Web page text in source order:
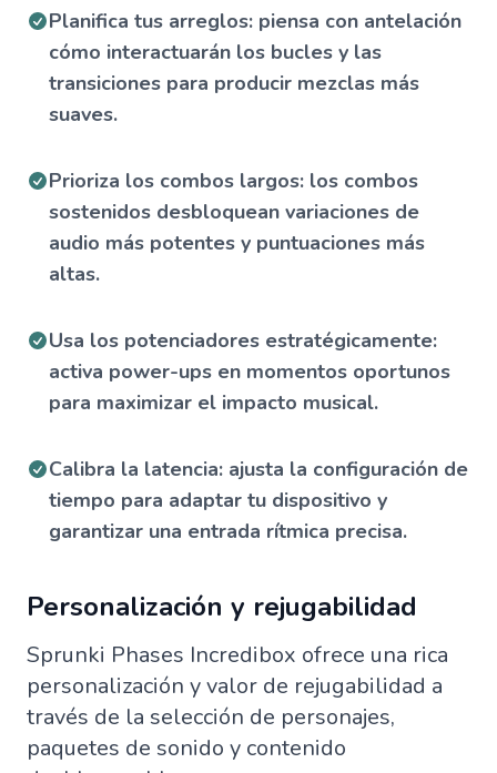
Planifica tus arreglos: piensa con antelación
cómo interactuarán los bucles y las
transiciones para producir mezclas más
suaves.
Prioriza los combos largos: los combos
sostenidos desbloquean variaciones de
audio más potentes y puntuaciones más
altas.
Usa los potenciadores estratégicamente:
activa power-ups en momentos oportunos
para maximizar el impacto musical.
Calibra la latencia: ajusta la configuración de
tiempo para adaptar tu dispositivo y
garantizar una entrada rítmica precisa.
Personalización y rejugabilidad
Sprunki Phases Incredibox ofrece una rica
personalización y valor de rejugabilidad a
través de la selección de personajes,
paquetes de sonido y contenido